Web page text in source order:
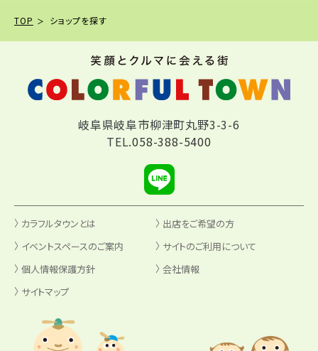
TOP ショップを探す
岐阜県岐阜市柳津町丸野3-3-6
TEL.058-388-5400
カラフルタウンとは
出店をご希望の方
イベントスペースのご案内
サイトのご利用について
個人情報保護方針
会社情報
サイトマップ